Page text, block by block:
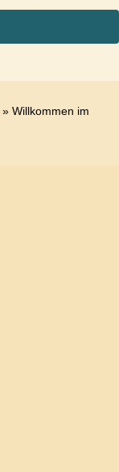
» Willkommen im